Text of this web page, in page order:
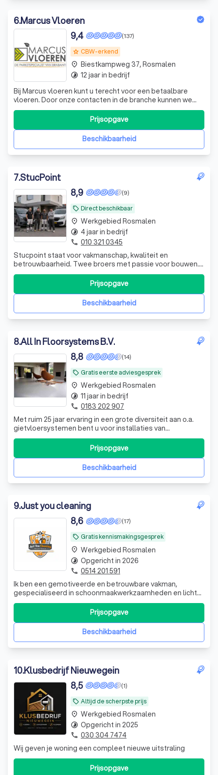
6.Marcus Vloeren
grade CBW-erkend
(137)
9,4
Bij Marcus vloeren kunt u terecht voor een betaalbare
vloeren. Door onze contacten in de branche kunnen we
scherp inkopen zodat we een goede prijs kwaliteit
verhouding aan kunnen bieden. Omdat al onze producten
uit voorraad leverbaar zijn kunnen wij een snelle levering
garanderen. Wij leggen geen
Beschikbaarheid
Prijsopgave
place Biestkampweg 37, Rosmalen
timelapse 12 jaar in bedrijf
7.StucPoint
local_offer Direct beschikbaar
(9)
8,9
Stucpoint staat voor vakmanschap, kwaliteit en
betrouwbaarheid. Twee broers met passie voor bouwen.
Strak stucwerk, exclusieve afwerkingen en duurzame
vloeren. Perfect uitgevoerd én met garantie.
Beschikbaarheid
Prijsopgave
place Werkgebied Rosmalen
timelapse 4 jaar in bedrijf
phone 010 321 0345
8.All In Floorsystems B.V.
local_offer Gratis eerste adviesgesprek
(14)
8,8
Met ruim 25 jaar ervaring in een grote diversiteit aan o.a.
gietvloersystemen bent u voor installaties van
gietvloersystemen in de particuliere en zakelijke markt bij
Beschikbaarheid
Prijsopgave
place Werkgebied Rosmalen
timelapse 11 jaar in bedrijf
phone 0183 202 907
9.Just you cleaning
local_offer Gratis kennismakingsgesprek
(17)
8,6
Ik ben een gemotiveerde en betrouwbare vakman,
gespecialiseerd in schoonmaakwerkzaamheden en lichte
klussen. Ik bied professionele schoonmaakdiensten aan
voor woningen, kantoren en andere ruimtes. Daarnaast
heb ik ervaring met het leggen van laminaat en
vloerwerkzaamheden, tuinonderhoud en lichte bu
Beschikbaarheid
Prijsopgave
place Werkgebied Rosmalen
timelapse Opgericht in 2026
phone 0514 201 591
10.Klusbedrijf Nieuwegein
local_offer Altijd de scherpste prijs
(1)
8,5
Wij geven je woning een compleet nieuwe uitstraling
Prijsopgave
place Werkgebied Rosmalen
timelapse Opgericht in 2025
phone 030 304 7474